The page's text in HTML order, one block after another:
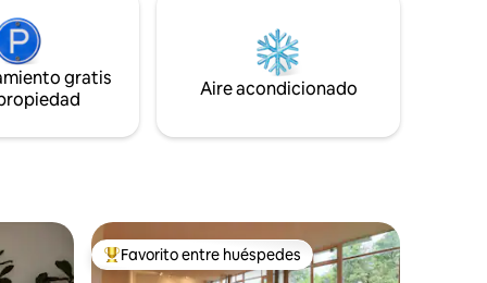
gratis
Aire acondicionado
destacados Favorito entre los huéspedes más destacados
Favorito entre huéspedes